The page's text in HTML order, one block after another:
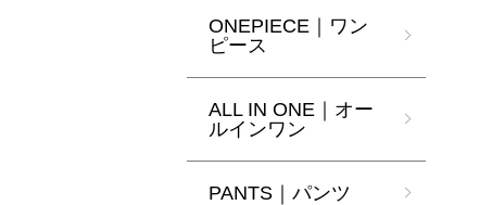
ONEPIECE｜ワン
ピース
ALL IN ONE｜オー
ルインワン
PANTS｜パンツ